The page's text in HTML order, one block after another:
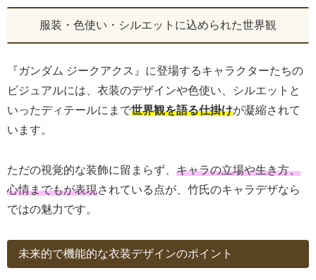
服装・色使い・シルエットに込められた世界観
『ガンダム ジークアクス』に登場するキャラクターたちの
ビジュアルには、衣装のデザインや色使い、シルエットと
いったディテールにまで世界観を語る仕掛けが凝縮されて
います。
ただの視覚的な装飾に留まらず、 キャラの立場や生き方、
心情までもが表現されている点が、竹氏のキャラデザなら
ではの魅力です。
未来的で機能的な衣装デザインのポイント